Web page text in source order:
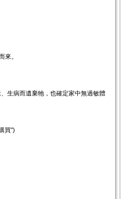
來。
生病而遺棄牠，也確定家中無過敏體
買")